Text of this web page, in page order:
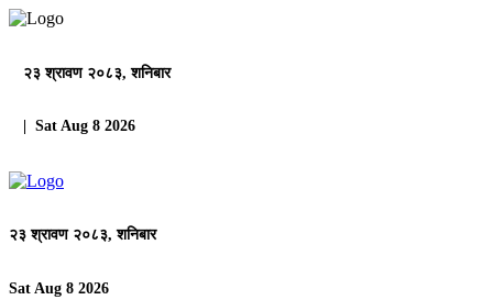
२३ श्रावण २०८३, शनिबार
| Sat Aug 8 2026
२३ श्रावण २०८३, शनिबार
Sat Aug 8 2026